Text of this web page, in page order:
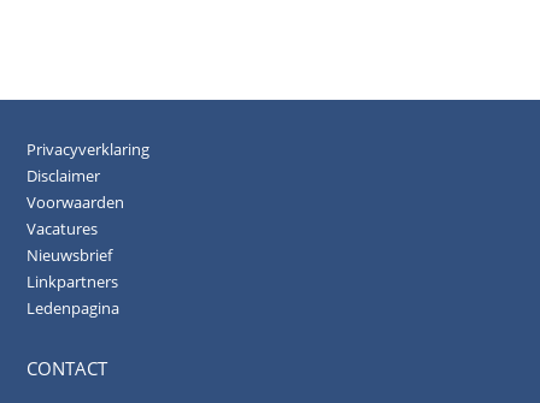
Privacyverklaring
Disclaimer
Voorwaarden
Vacatures
Nieuwsbrief
Linkpartners
Ledenpagina
CONTACT